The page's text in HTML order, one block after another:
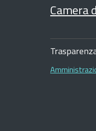
Camera
Sezione
Footer